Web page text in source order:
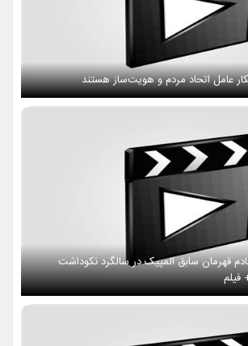
عامل اتحاد مردم و هویت‌ساز هستند
قهرمان سابق المپیک در سالگرد نکوداشت
فیلم